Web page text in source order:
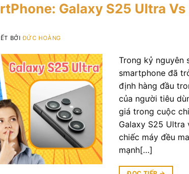
Galaxy S25 Ultra Vs
BỞIĐỨC HOÀNG
Trong kỷ nguyên
smartphone đã
định hàng đầu
của người tiêu
giá trong cuộc
Galaxy S25 Ultra
chiếc máy đều
mạnh[…]